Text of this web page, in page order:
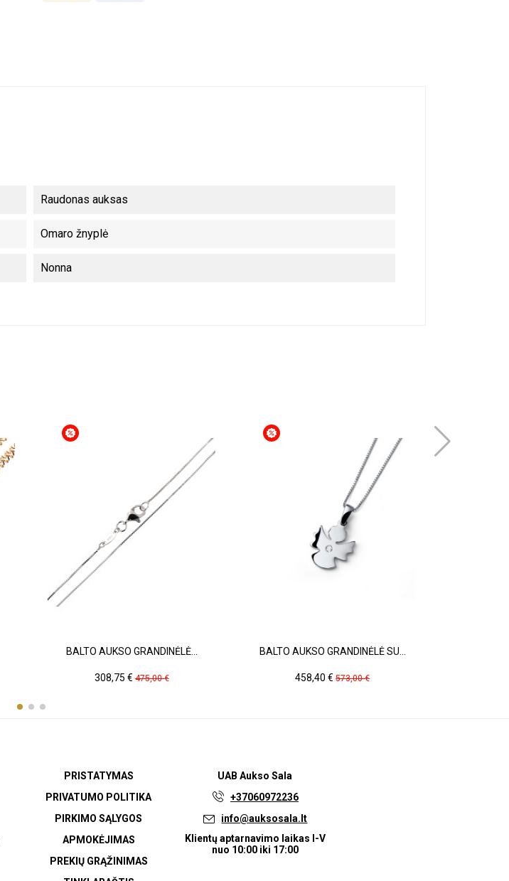
Raudonas auksas
Omaro žnyplė
Nonna
BALTO AUKSO GRANDINĖLĖ...
Kaina
308,75 €Pradinė
kaina
475,00 €
BALTO AUKSO GRANDINĖLĖ SU...
Kaina
458,40 € Pradinė
kaina
573,00 €
PRISTATYMAS
PRIVATUMO POLITIKA
PIRKIMO SĄLYGOS
APMOKĖJIMAS
PREKIŲ GRĄŽINIMAS
UABAukso Sala
+37060972236
info@auksosala.lt
Klientų aptarnavimo laikas I-V
nuo 10:00 iki 17:00